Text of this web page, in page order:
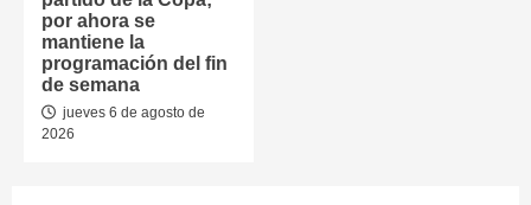
por ahora se
mantiene la
programación del fin
de semana
jueves 6 de agosto de
2026